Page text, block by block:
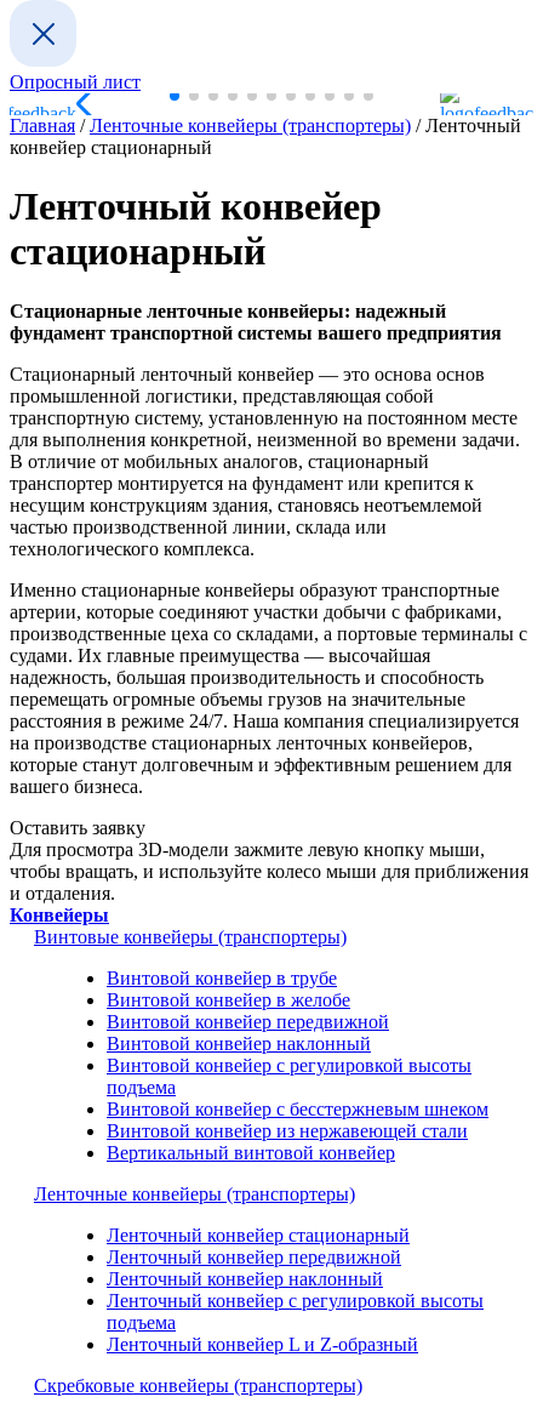
Опросный лист
Главная /Ленточные конвейеры (транспортеры) /Ленточный
конвейер стационарный
Ленточный конвейер
стационарный
Стационарные ленточные конвейеры: надежный
фундамент транспортной системы вашего предприятия
Стационарный ленточный конвейер — это основа основ
промышленной логистики, представляющая собой
транспортную систему, установленную на постоянном месте
для выполнения конкретной, неизменной во времени задачи.
В отличие от мобильных аналогов, стационарный
транспортер монтируется на фундамент или крепится к
несущим конструкциям здания, становясь неотъемлемой
частью производственной линии, склада или
технологического комплекса.
Именно стационарные конвейеры образуют транспортные
артерии, которые соединяют участки добычи с фабриками,
производственные цеха со складами, а портовые терминалы с
судами. Их главные преимущества — высочайшая
надежность, большая производительность и способность
перемещать огромные объемы грузов на значительные
расстояния в режиме 24/7. Наша компания специализируется
на производстве стационарных ленточных конвейеров,
которые станут долговечным и эффективным решением для
вашего бизнеса.
Оставить заявку
Для просмотра 3D-модели зажмите левую кнопку мыши,
чтобы вращать, и используйте колесо мыши для приближения
и отдаления.
Конвейеры
Винтовые конвейеры (транспортеры)
Винтовой конвейер в трубе
Винтовой конвейер в желобе
Винтовой конвейер передвижной
Винтовой конвейер наклонный
Винтовой конвейер с регулировкой высоты
подъема
Винтовой конвейер с бесстержневым шнеком
Винтовой конвейер из нержавеющей стали
Вертикальный винтовой конвейер
Ленточные конвейеры (транспортеры)
Ленточный конвейер стационарный
Ленточный конвейер передвижной
Ленточный конвейер наклонный
Ленточный конвейер с регулировкой высоты
подъема
Ленточный конвейер L и Z-образный
Скребковые конвейеры (транспортеры)